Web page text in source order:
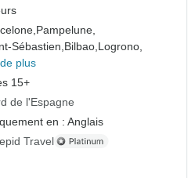
Pampelune,
Sébastien, Bilbao, Logrono,
plus
15+
de l'Espagne
en : Anglais
Travel